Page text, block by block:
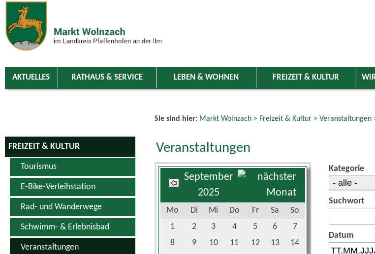
Zum Inhalt zur Navigation
AKTUELLES RATHAUS & SERVICE LEBEN & WOHNEN FREIZEIT & KULTUR
FREIZEIT & KULTUR
Tourismus
E-Bike-Verleihstation
Rad- und Wanderwege
Schwimm- & Erlebnisbad
Veranstaltungen
Sie sind hier: Markt Wolnzach> Freizeit & Kultur> Veranstaltungen
Veranstaltungen
September
2025
Mo Di Mi Do Fr Sa
So
1
2 3 4 5 6
7
8
9 10 11 12 13
14
Kategorie
Suchwort
Datum